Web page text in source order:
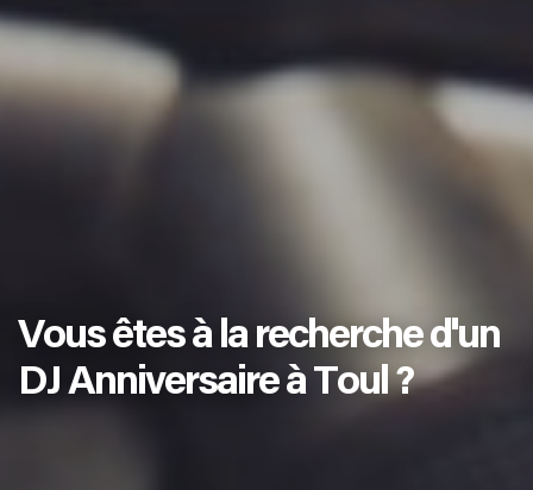
Vous êtes à la recherche d'un
DJ Anniversaire à Toul ?